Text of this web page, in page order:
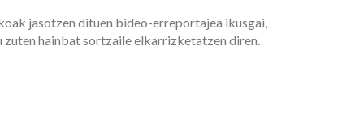
jasotzen dituen bideo-erreportajea ikusgai,
zuten hainbat sortzaile elkarrizketatzen diren.